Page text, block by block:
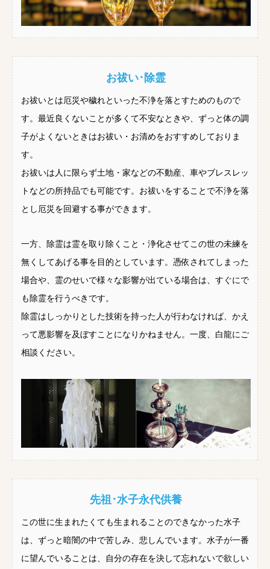
お祓い･除霊
お祓いとは厄災や穢れといった不浄を落とすためのもので
す。最近良くないことが多くて不安なときや、ずっと体の調
子がよくないときはお祓い・お清めをおすすめしておりま
す。
お祓いは人に限らず土地・家などの不動産、車やブレスレッ
トなどの所持品でも可能です。お祓いをすることで不浄を落
とし厄災を回避する事ができます。
一方、除霊は霊を取り除くこと・浄化させてこの世の未練を
無くしてあげる事を目的としています。憑依されてしまった
場合や、霊のせいで様々な影響が出ている場合は、すぐにで
も除霊を行うべきです。
除霊はしっかりとした技術を持った人が行わなければ、かえ
って悪影響を及ぼすことになりかねません。一度、白龍にご
相談ください。
先祖･水子永代供養
この世に生まれたくても生まれることのできなかった水子
は、ずっと暗闇の中で苦しみ、悲しんでいます。水子が一番
に望んでいることは、自分の存在を決して忘れないで欲しい